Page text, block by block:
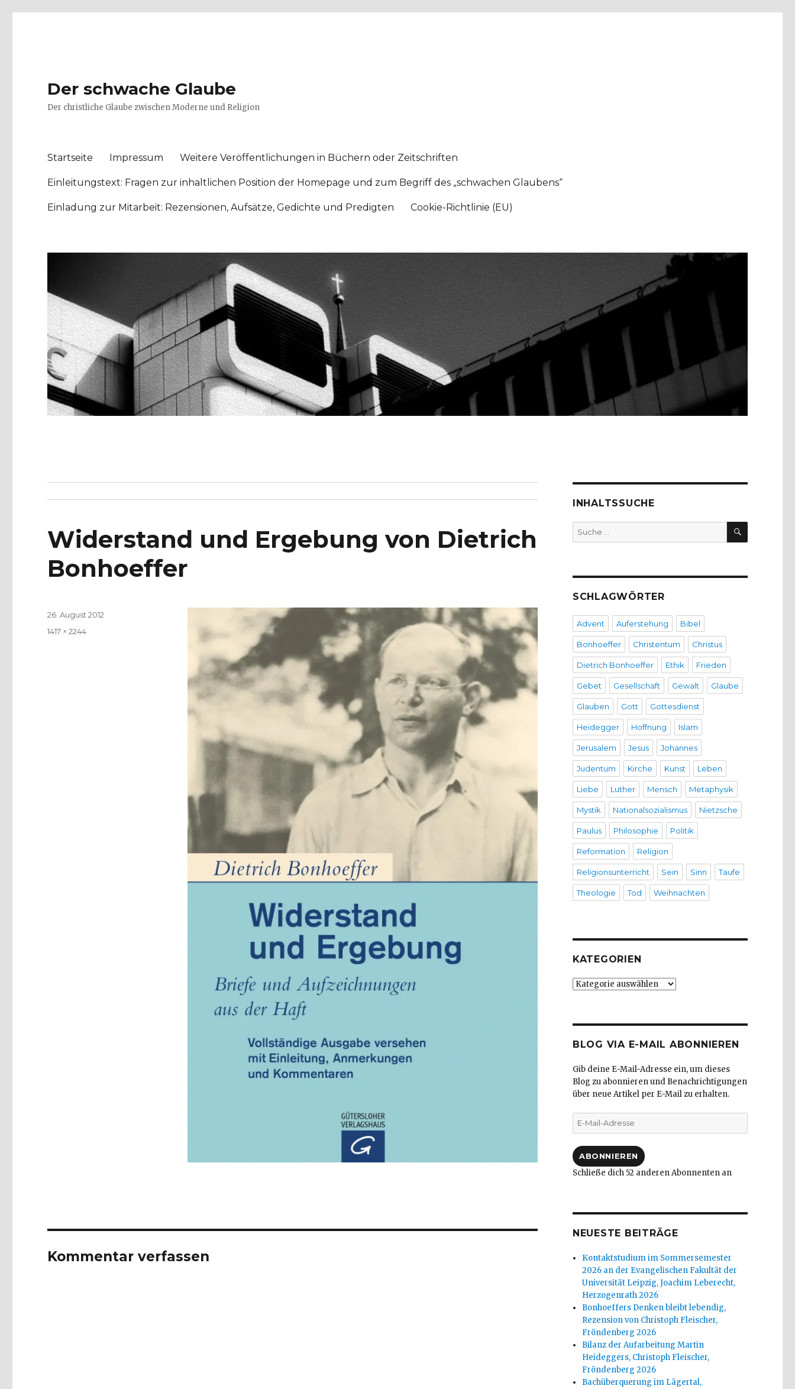
Der schwache Glaube
Der christliche Glaube zwischen Moderne und Religion
Startseite Impressum Weitere Veröffentlichungen in Büchern oder Zeitschriften
Einleitungstext: Fragen zur inhaltlichen Position der Homepage und zum Begriff des „schwachen Glaubens“
Einladung zur Mitarbeit: Rezensionen, Aufsätze, Gedichte und Predigten Cookie-Richtlinie (EU)
Widerstand und Ergebung von Dietrich
Bonhoeffer
Veröffentlicht
26. August 2012
Volle
1417 × 2244
Kommentar verfassen
INHALTSSUCHE
Suche
nach:
SUCHEN
SCHLAGWÖRTER
Advent Auferstehung Bibel
Bonhoeffer Christentum Christus
Dietrich Bonhoeffer Ethik Frieden
Gebet Gesellschaft Gewalt Glaube
Glauben Gott Gottesdienst
Heidegger Hoffnung Islam
Jerusalem Jesus Johannes
Judentum Kirche Kunst Leben
Liebe Luther Mensch Metaphysik
Mystik Nationalsozialismus Nietzsche
Paulus Philosophie Politik
Reformation Religion
Religionsunterricht Sein Sinn Taufe
Theologie Tod Weihnachten
KATEGORIEN
Kategorien
BLOG VIA E-MAIL ABONNIEREN
Gib deine E-Mail-Adresse ein, um dieses
Blog zu abonnieren und Benachrichtigungen
über neue Artikel per E-Mail zu erhalten.
E-
Mail-
ABONNIEREN
Schließe dich 52 anderen Abonnenten an
NEUESTE BEITRÄGE
Kontaktstudium im Sommersemester
2026 an der Evangelischen Fakultät der
Universität Leipzig, Joachim Leberecht,
Herzogenrath 2026
Bonhoeffers Denken bleibt lebendig,
Rezension von Christoph Fleischer,
Fröndenberg 2026
Bilanz der Aufarbeitung Martin
Heideggers, Christoph Fleischer,
Fröndenberg 2026
Bachüberquerung im Lägertal,